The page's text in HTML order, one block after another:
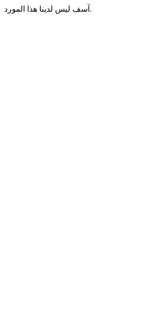
آسف ليس لدينا هذا المورد.